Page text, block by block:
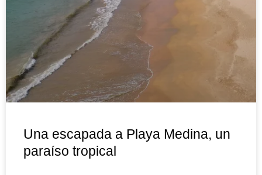
Una escapada a Playa Medina, un
paraíso tropical